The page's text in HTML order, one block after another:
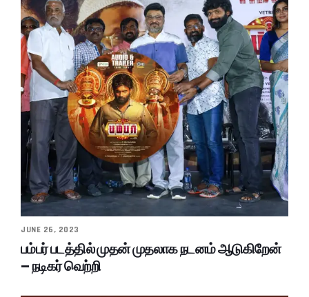
JUNE 26, 2023
பம்பர் படத்தில் முதன் முதலாக நடனம் ஆடுகிறேன்
– நடிகர் வெற்றி